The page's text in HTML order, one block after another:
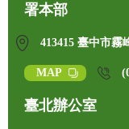
署本部
413415 臺中市霧
MAP
臺北辦公室